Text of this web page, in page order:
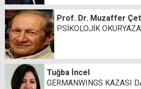
Prof. Dr. Muzaffer
PSİKOLOJİK
Tuğba İncel
GERMANWINGS KAZASI